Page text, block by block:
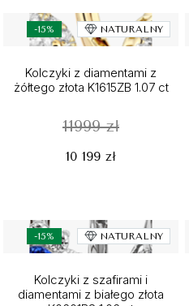
-15% NATURALNY
Kolczyki z diamentami z
żółtego złota K1615ZB 1.07 ct
11999 zł
10 199 zł
-15% NATURALNY
Kolczyki z szafirami i
diamentami z białego złota